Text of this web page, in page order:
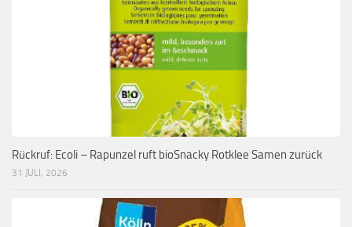
Rückruf: Ecoli – Rapunzel ruft bioSnacky Rotklee Samen zurück
31 JULI, 2026